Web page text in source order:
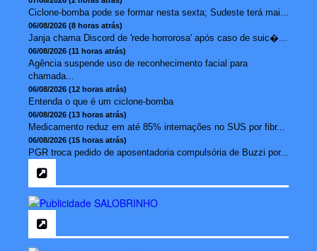
Ciclone-bomba pode se formar nesta sexta; Sudeste terá mai...
06/08/2026 (8 horas atrás)
Janja chama Discord de 'rede horrorosa' após caso de suic�...
06/08/2026 (11 horas atrás)
Agência suspende uso de reconhecimento facial para
chamada...
06/08/2026 (12 horas atrás)
Entenda o que é um ciclone-bomba
06/08/2026 (13 horas atrás)
Medicamento reduz em até 85% internações no SUS por fibr...
06/08/2026 (15 horas atrás)
PGR troca pedido de aposentadoria compulsória de Buzzi por...